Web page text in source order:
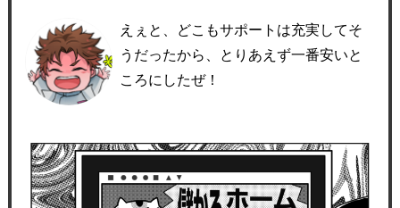
えぇと、どこもサポートは充実してそ
うだったから、とりあえず一番安いと
ころにしたぜ！